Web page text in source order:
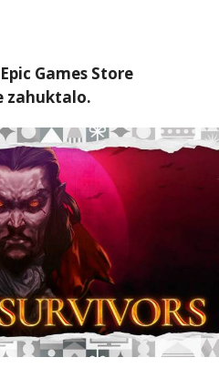
Games Store
zahuktalo.